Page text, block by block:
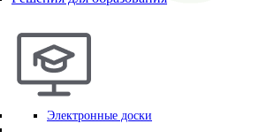
Электронные доски